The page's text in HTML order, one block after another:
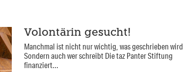
Volontärin gesucht!
Manchmal ist nicht nur wichtig, was geschrieben wird
Sondern auch wer schreibt Die taz Panter Stiftung
finanziert...